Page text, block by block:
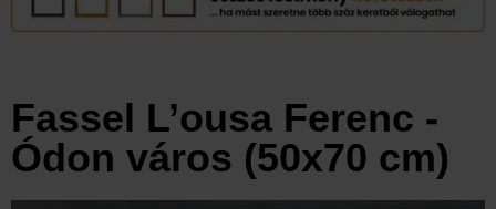
Fassel L’ousa Ferenc -
Ódon város (50x70 cm)